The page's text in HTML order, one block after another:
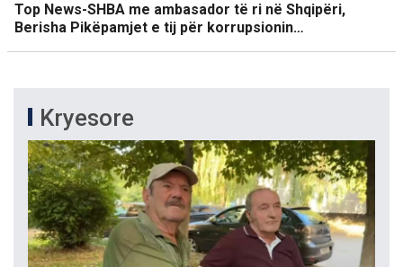
Top News-SHBA me ambasador të ri në Shqipëri,
Berisha Pikëpamjet e tij për korrupsionin…
Kryesore